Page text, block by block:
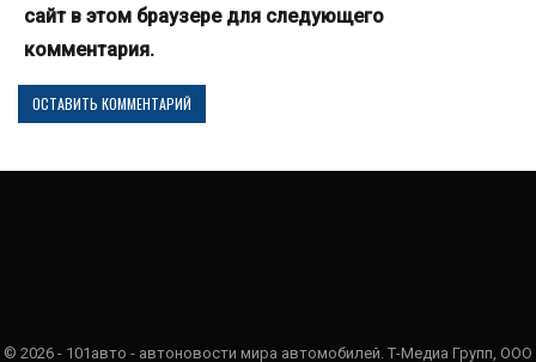
сайт в этом браузере для следующего
комментария.
© 2026 - 101авто - автоновости мира автомобилей. Т-Медиа Групп, ООО